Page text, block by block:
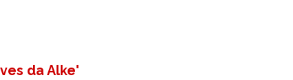
da Alke'